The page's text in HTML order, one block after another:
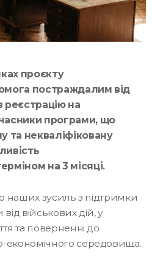
проєкту
постраждалим від
реєстрацію на
програми, що
та некваліфіковану
на 3 місяці.
наших зусиль з підтримки
військових дій, у
та поверненні до
економічного середовища.